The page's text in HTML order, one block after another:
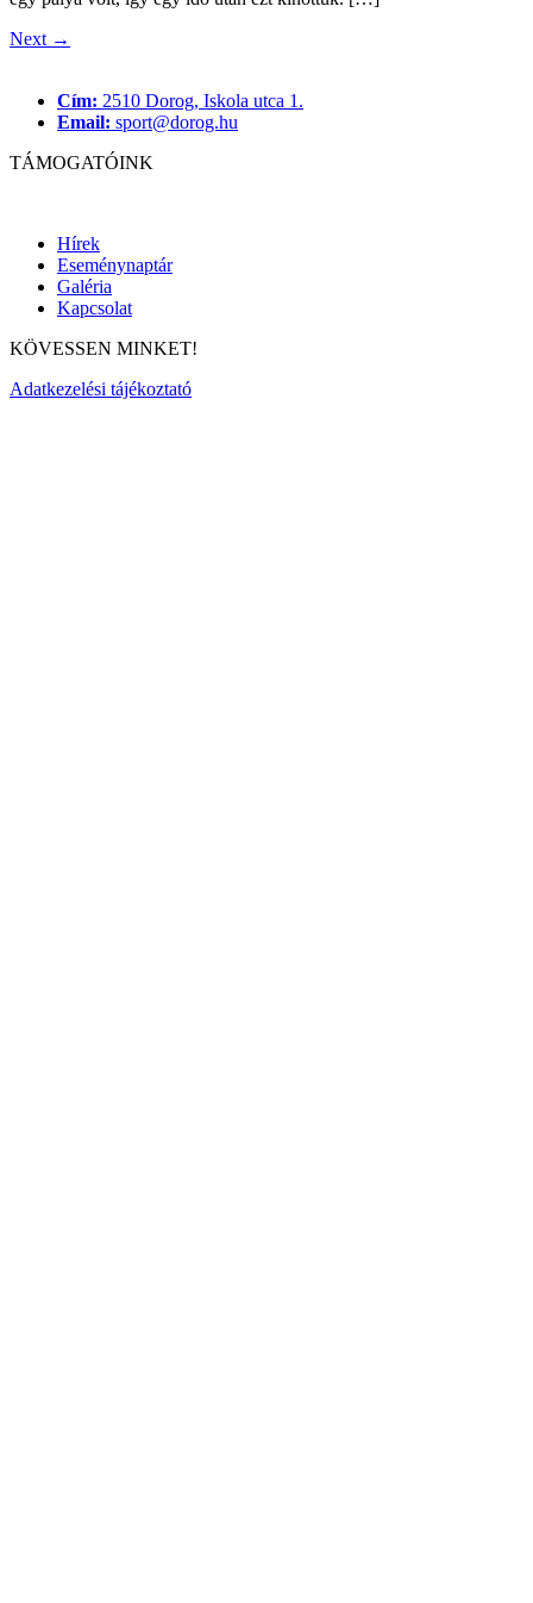
Next →
Cím: 2510 Dorog, Iskola utca 1.
Email: sport@dorog.hu
TÁMOGATÓINK
Hírek
Eseménynaptár
Galéria
Kapcsolat
KÖVESSEN MINKET!
Adatkezelési tájékoztató